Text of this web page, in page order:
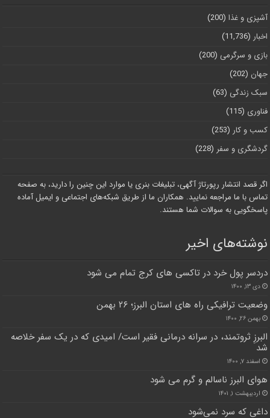
آشپزی و غذا (200)
اخبار (11,736)
بازی و سرگرمی (200)
جهان (202)
سبک زندگی (63)
فناوری (115)
کسب و کار (253)
گردشگری و سفر (228)
اگر قصد انتشار رپورتاژ آگهی، تبلیغات بنری یا موارد این چنین را دارید، به صفحه
تماس با ما مراجعه نمایید. همکاران ما از طریق شبکه‌های اجتماعی و ایمیل آماده
پاسخگویی به سوالات شما هستند.
نوشته‌های اخیر
دردسر پول خرد در تاکسی های کرج تمام می شود
دی ۱۳, ۱۴۰۰
وضعیت ترافیکی راه های استان البرز؛ ۲۶ بهمن
بهمن ۲۶, ۱۴۰۰
البرزِ ثروتمند، در سرانه درمانی فقیر است/ امیدی که در یک سفر خلاصه
شد
اسفند ۷, ۱۴۰۰
هوای البرز ناسالم و گرم می شود
اردیبهشت ۱, ۱۴۰۱
داغی که سرد نمی‌شود